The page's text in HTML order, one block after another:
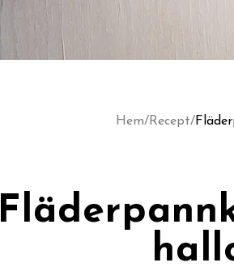
Hem/Recept/